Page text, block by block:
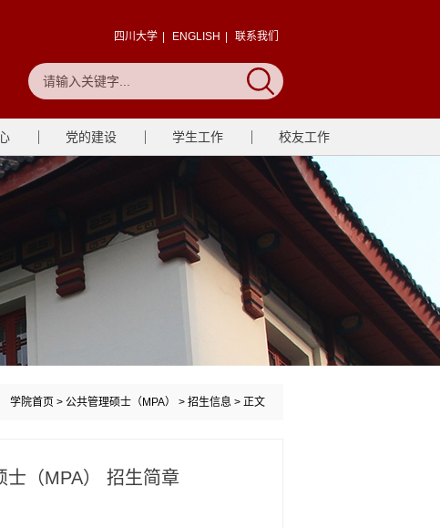
四川大学 ENGLISH 联系我们
党的建设 学生工作 校友工作
学院首页 > 公共管理硕士（MPA） > 招生信息 > 正文
士（MPA） 招生简章